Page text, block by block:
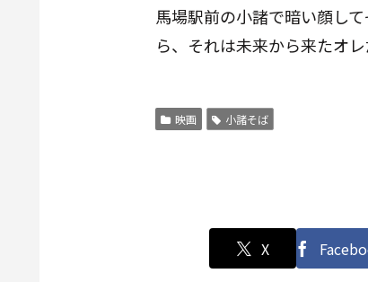
馬場駅前の小諸で暗い顔し
ら、それは未来から来たオレ
映画 小諸そば
X